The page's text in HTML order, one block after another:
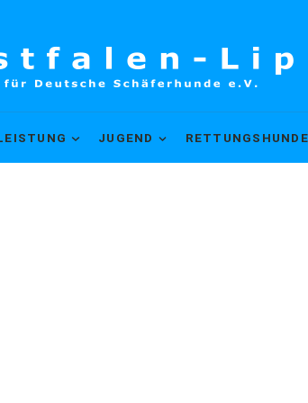
JUGEND RETTUNGSHUNDE